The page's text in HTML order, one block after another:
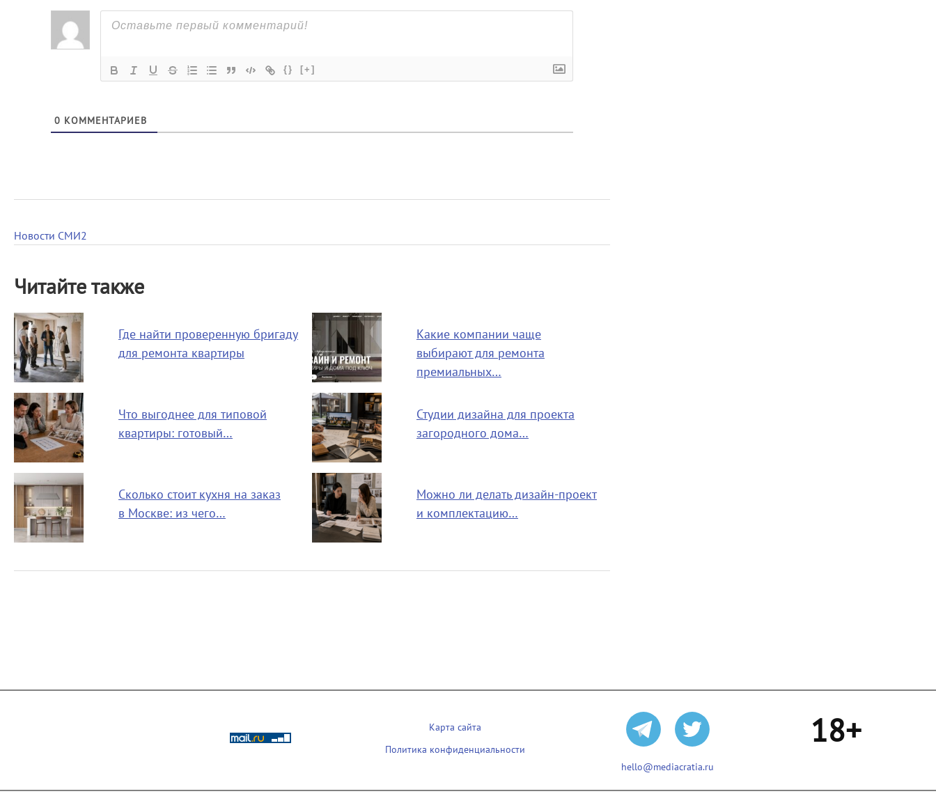
{} [+]
0 КОММЕНТАРИЕВ
Новости СМИ2
Читайте также
Где найти проверенную бригаду
для ремонта квартиры
Какие компании чаще
выбирают для ремонта
премиальных…
Что выгоднее для типовой
квартиры: готовый…
Студии дизайна для проекта
загородного дома…
Сколько стоит кухня на заказ
в Москве: из чего…
Можно ли делать дизайн-проект
и комплектацию…
Карта сайта
Политика конфиденциальности
hello@mediacratia.ru
18+